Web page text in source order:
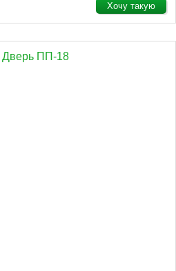
Хочу такую
Дверь ПП-18